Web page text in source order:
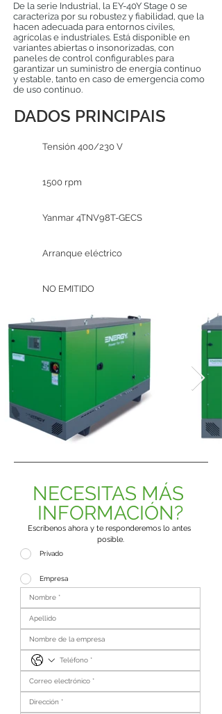
De la serie Industrial, la EY-40Y Stage 0 se
caracteriza por su robustez y fiabilidad, que la
hacen adecuada para entornos civiles,
agrícolas e industriales. Está disponible en
variantes abiertas o insonorizadas, con
paneles de control configurables para
garantizar un suministro de energía continuo
y estable, tanto en caso de emergencia como
de uso continuo.
DADOS PRINCIPAIS
Tensión 400/230 V
1500 rpm
Yanmar 4TNV98T-GECS
Arranque eléctrico
NO EMITIDO
NECESITAS MÁS
INFORMACIÓN?
Escríbenos ahora y te responderemos lo antes
posible.
Privado
Empresa